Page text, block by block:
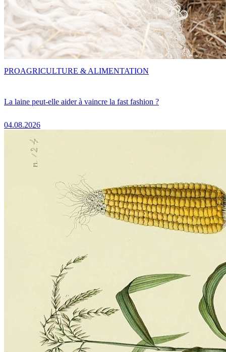
La laine peut-elle aider à vaincre la fast fashion ?
04.08.2026
PROAGRICULTURE & ALIMENTATION